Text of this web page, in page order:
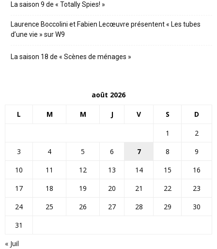
La saison 9 de « Totally Spies! »
Laurence Boccolini et Fabien Lecœuvre présentent « Les tubes
d’une vie » sur W9
La saison 18 de « Scènes de ménages »
août 2026
L M M J V S D
« Juil
1
2
3
4 5 6 7 8
9
10
11 12 13 14 15
16
17
18 19 20 21 22
23
24
25 26 27 28 29
30
31